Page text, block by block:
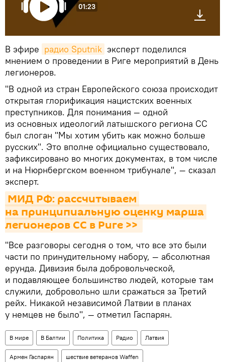
01:23
В эфире радио Sputnik эксперт поделился
мнением о проведении в Риге мероприятий в День
легионеров.
"В одной из стран Европейского союза происходит
открытая глорификация нацистских военных
преступников. Для понимания — одной
из основных идеологий латышского региона СС
был слоган "Мы хотим убить как можно больше
русских". Это вполне официально существовало,
зафиксировано во многих документах, в том числе
и на Нюрнбергском военном трибунале", — сказал
эксперт.
МИД РФ: рассчитываем
на принципиальную оценку марша
легионеров СС в Риге >>
"Все разговоры сегодня о том, что все это были
части по принудительному набору, — абсолютная
ерунда. Дивизия была добровольческой,
и подавляющее большинство людей, которые там
служили, добровольно шли сражаться за Третий
рейх. Никакой независимой Латвии в планах
у немцев не было", — отметил Гаспарян.
В мире В Балтии Политика Радио Латвия
Армен Гаспарян шествие ветеранов Waffen